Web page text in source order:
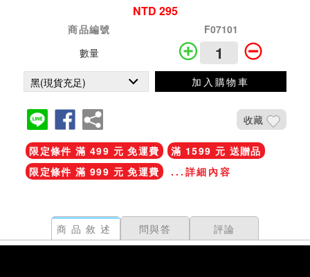
NTD 295
商品編號
F07101
數量
加入購物車
收藏
限定條件 滿 499 元 免運費
滿 1599 元 送贈品
限定條件 滿 999 元 免運費
...詳細內容
商品敘述 問與答 評論